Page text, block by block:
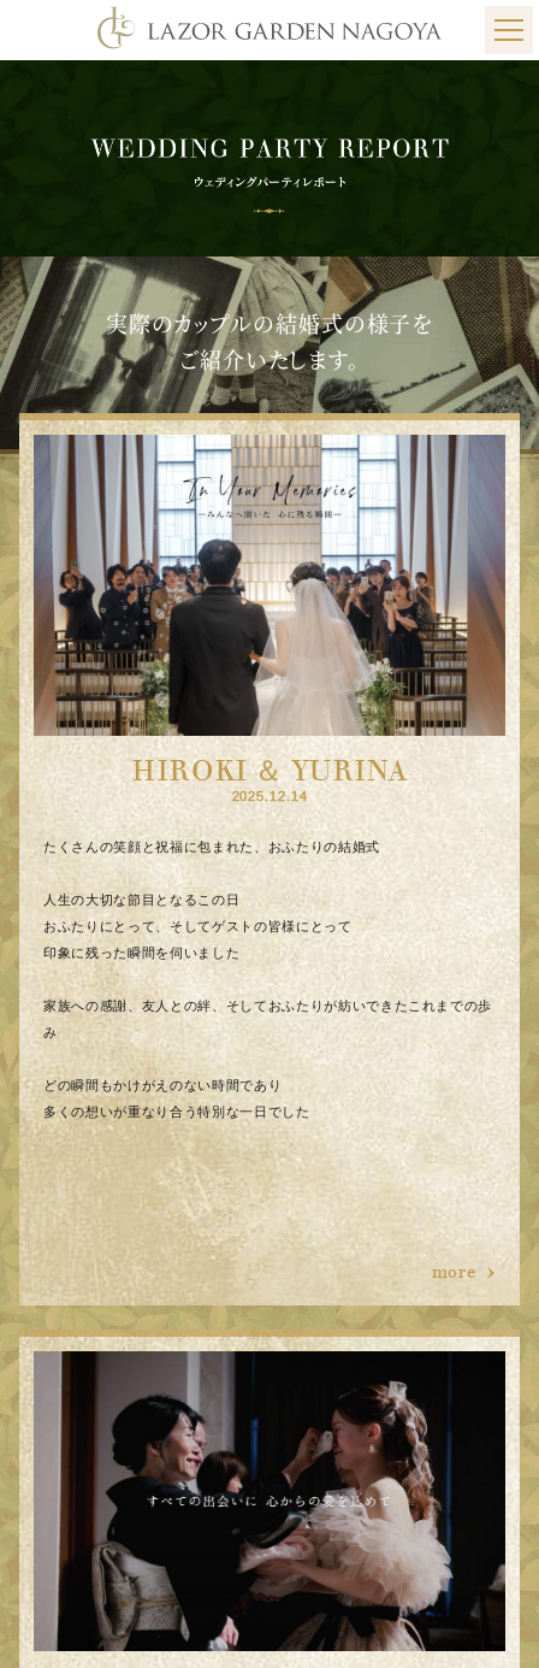
実際のカップルの結婚式の様子を
ご紹介いたします。
HIROKI ＆ YURINA
2025.12.14
たくさんの笑顔と祝福に包まれた、おふたりの結婚式
人生の大切な節目となるこの日
おふたりにとって、そしてゲストの皆様にとって
印象に残った瞬間を伺いました
家族への感謝、友人との絆、そしておふたりが紡いできたこれまでの歩
み
どの瞬間もかけがえのない時間であり
多くの想いが重なり合う特別な一日でした
more